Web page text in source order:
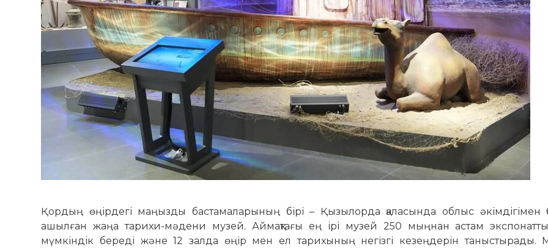
Қордың өңірдегі маңызды бастамаларының бірі – Қызылорда қаласында облыс әкімдігімен
ашылған жаңа тарихи-мәдени музей. Аймақтағы ең ірі музей 250 мыңнан астам экспонатты
мүмкіндік береді және 12 залда өңір мен ел тарихының негізгі кезеңдерін таныстырады.